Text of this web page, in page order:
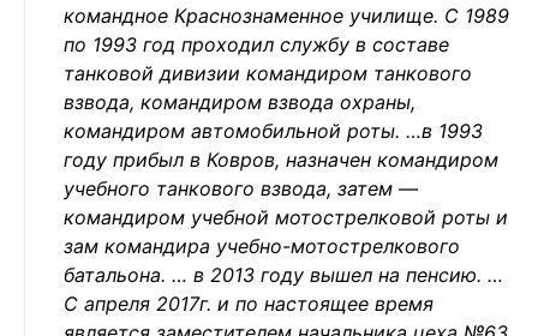
командное Краснознаменное училище. С 1989
по 1993 год проходил службу в составе
танковой дивизии командиром танкового
взвода, командиром взвода охраны,
командиром автомобильной роты. …в 1993
году прибыл в Ковров, назначен командиром
учебного танкового взвода, затем —
командиром учебной мотострелковой роты и
зам командира учебно-мотострелкового
батальона. … в 2013 году вышел на пенсию. …
С апреля 2017г. и по настоящее время